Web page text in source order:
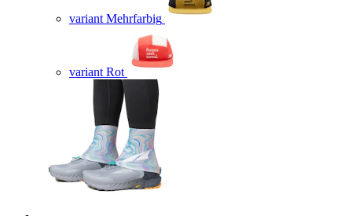
variant Mehrfarbig
variant Rot